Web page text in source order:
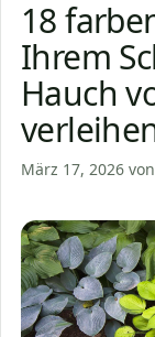
18
Ihrem
Hauch
März 17, 2026 von